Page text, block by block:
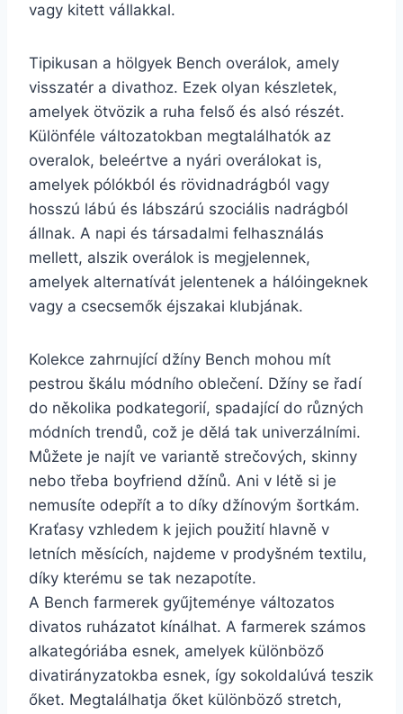
vagy kitett vállakkal.
Tipikusan a hölgyek Bench overálok, amely
visszatér a divathoz. Ezek olyan készletek,
amelyek ötvözik a ruha felső és alsó részét.
Különféle változatokban megtalálhatók az
overalok, beleértve a nyári overálokat is,
amelyek pólókból és rövidnadrágból vagy
hosszú lábú és lábszárú szociális nadrágból
állnak. A napi és társadalmi felhasználás
mellett, alszik overálok is megjelennek,
amelyek alternatívát jelentenek a hálóingeknek
vagy a csecsemők éjszakai klubjának.
Kolekce zahrnující džíny Bench mohou mít
pestrou škálu módního oblečení. Džíny se řadí
do několika podkategorií, spadající do různých
módních trendů, což je dělá tak univerzálními.
Můžete je najít ve variantě strečových, skinny
nebo třeba boyfriend džínů. Ani v létě si je
nemusíte odepřít a to díky džínovým šortkám.
Kraťasy vzhledem k jejich použití hlavně v
letních měsících, najdeme v prodyšném textilu,
díky kterému se tak nezapotíte.
A Bench farmerek gyűjteménye változatos
divatos ruházatot kínálhat. A farmerek számos
alkategóriába esnek, amelyek különböző
divatirányzatokba esnek, így sokoldalúvá teszik
őket. Megtalálhatja őket különböző stretch,